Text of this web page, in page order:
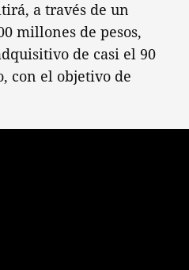
a través de un
millones de pesos,
de casi el 90
con el objetivo de